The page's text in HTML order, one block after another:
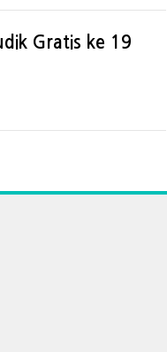
Gratis ke 19